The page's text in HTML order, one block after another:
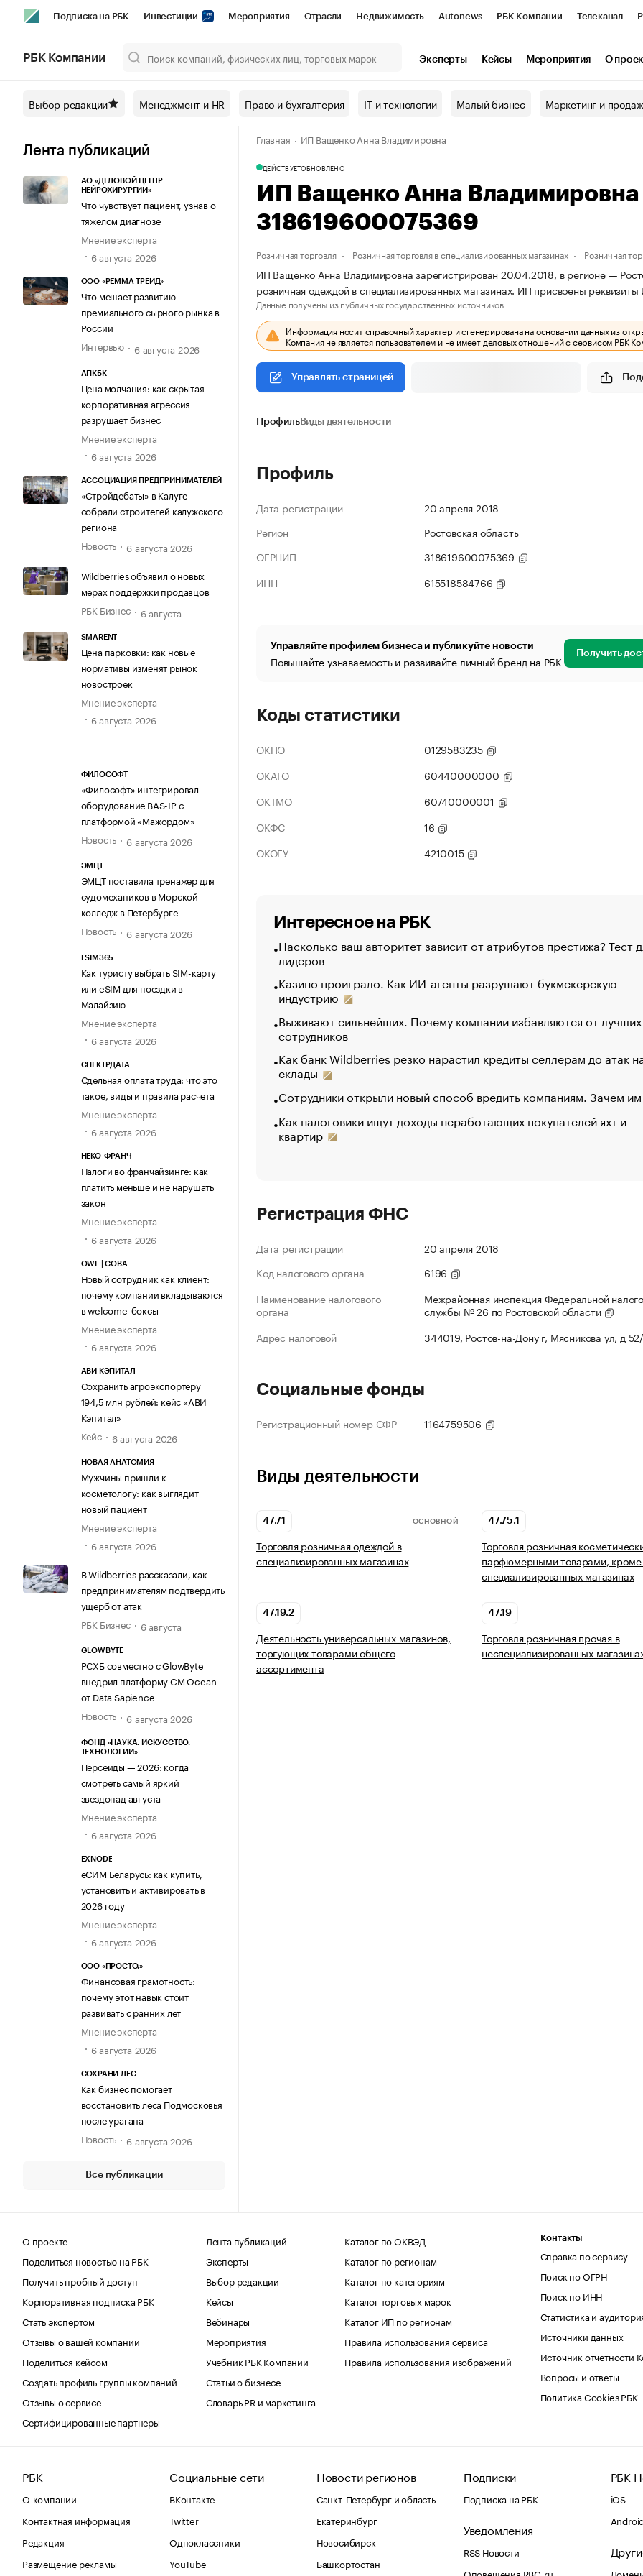
Подписка на РБК Инвестиции Мероприятия Отрасли Недвижимость Autonews РБК Компании Телеканал
Спецпроекты СПб Конференции СПб Спецпроекты Проверка контрагентов
Технологии и медиа Рынок наличной валюты
РБК Компании Эксперты Кейсы Мероприятия О
Выбор редакции Менеджмент и HR Право и бухгалтерия IT и технологии Малый бизнес Маркетинг и
Лента публикаций
АО «ДЕЛОВОЙ ЦЕНТР
НЕЙРОХИРУРГИИ»
Что чувствует пациент, узнав о
тяжелом диагнозе
Мнение эксперта
6 августа 2026
ООО «РЕММА ТРЕЙД»
Что мешает развитию
премиального сырного рынка в
России
Интервью
6 августа 2026
АПКБК
Цена молчания: как скрытая
корпоративная агрессия
разрушает бизнес
Мнение эксперта
6 августа 2026
АССОЦИАЦИЯ ПРЕДПРИНИМАТЕЛЕЙ
«Стройдебаты» в Калуге
собрали строителей калужского
региона
Новость
6 августа 2026
Wildberries объявил о новых
мерах поддержки продавцов
РБК Бизнес
6 августа
SMARENT
Цена парковки: как новые
нормативы изменят рынок
новостроек
Мнение эксперта
6 августа 2026
ФИЛОСОФТ
«Философт» интегрировал
оборудование BAS-IP с
платформой «Мажордом»
Новость
6 августа 2026
ЭМЦТ
ЭМЦТ поставила тренажер для
судомехаников в Морской
колледж в Петербурге
Новость
6 августа 2026
ESIM365
Как туристу выбрать SIM-карту
или eSIM для поездки в
Малайзию
Мнение эксперта
6 августа 2026
СПЕКТРДАТА
Сдельная оплата труда: что это
такое, виды и правила расчета
Мнение эксперта
6 августа 2026
НЕКО-ФРАНЧ
Налоги во франчайзинге: как
платить меньше и не нарушать
закон
Мнение эксперта
6 августа 2026
OWL | СОВА
Новый сотрудник как клиент:
почему компании вкладываются
в welcome-боксы
Мнение эксперта
6 августа 2026
АВИ КЭПИТАЛ
Сохранить агроэкспортеру
194,5 млн рублей: кейс «АВИ
Кэпитал»
Кейс
6 августа 2026
НОВАЯ АНАТОМИЯ
Мужчины пришли к
косметологу: как выглядит
новый пациент
Мнение эксперта
6 августа 2026
В Wildberries рассказали, как
предпринимателям подтвердить
ущерб от атак
РБК Бизнес
6 августа
GLOWBYTE
РСХБ совместно с GlowByte
внедрил платформу CM Ocean
от Data Sapience
Новость
6 августа 2026
ФОНД «НАУКА. ИСКУССТВО.
ТЕХНОЛОГИИ»
Персеиды — 2026: когда
смотреть самый яркий
звездопад августа
Мнение эксперта
6 августа 2026
EXNODE
еСИМ Беларусь: как купить,
установить и активировать в
2026 году
Мнение эксперта
6 августа 2026
ООО «ПРОСТО.»
Финансовая грамотность:
почему этот навык стоит
развивать с ранних лет
Мнение эксперта
6 августа 2026
СОХРАНИ ЛЕС
Как бизнес помогает
восстановить леса Подмосковья
после урагана
Новость
6 августа 2026
Все публикации
Главная ИП Ващенко Анна Владимировна
ДЕЙСТВУЕТОБНОВЛЕНО
ИП Ващенко Анна
318619600075369
Розничная торговля Розничная торговля в специализированных магазинах Розничная
ИП Ващенко Анна Владимировна зарегистрирован 20.04.2018, в регионе —
розничная одеждой в специализированных магазинах. ИП присвоены
Данные получены из публичных государственных источников.
Информация носит справочный характер и сгенерирована на основании данных из
Компания не является пользователем и не имеет деловых отношений с сервисом РБК
Управлять страницей
ПрофильВиды деятельности
Профиль
Дата регистрации
20 апреля 2018
Регион
Ростовская область
ОГРНИП
318619600075369
ИНН
615518584766
Управляйте профилем бизнеса и публикуйте новости
Повышайте узнаваемость и развивайте личный бренд на РБК Получить
Коды статистики
ОКПО
0129583235
ОКАТО
60440000000
ОКТМО
60740000001
ОКФС
16
ОКОГУ
4210015
Интересное на РБК
Насколько ваш авторитет зависит от атрибутов престижа? Тест
лидеров
Казино проиграло. Как ИИ-агенты разрушают букмекерскую
индустрию
Выживают сильнейших. Почему компании избавляются от лучших
сотрудников
Как банк Wildberries резко нарастил кредиты селлерам до атак
склады
Сотрудники открыли новый способ вредить компаниям. Зачем
Как налоговики ищут доходы неработающих покупателей яхт и
квартир
Регистрация ФНС
Дата регистрации
20 апреля 2018
Код налогового органа
6196
Наименование налогового
органа
Межрайонная инспекция Федеральной
службы № 26 по Ростовской области
Адрес налоговой
344019, Ростов-на-Дону г, Мясникова ул, д
Социальные фонды
Регистрационный номер СФР 1164759506
Виды деятельности
47.71 ОСНОВНОЙ
Торговля розничная одеждой в
специализированных магазинах
47.75.1
Торговля розничная
парфюмерными товарами,
специализированных магазинах
47.19.2
Деятельность универсальных магазинов,
торгующих товарами общего
ассортимента
47.19
Торговля розничная прочая в
неспециализированных
О проекте
Поделиться новостью на РБК
Получить пробный доступ
Корпоративная подписка РБК
Стать экспертом
Отзывы о вашей компании
Поделиться кейсом
Создать профиль группы компаний
Отзывы о сервисе
Сертифицированные партнеры
Лента публикаций
Эксперты
Выбор редакции
Кейсы
Вебинары
Мероприятия
Учебник РБК Компании
Статьи о бизнесе
Словарь PR и маркетинга
Каталог по ОКВЭД
Каталог по регионам
Каталог по категориям
Каталог торговых марок
Каталог ИП по регионам
Правила использования сервиса
Правила использования изображений
Контакты
Справка по сервису
Поиск по ОГРН
Поиск по ИНН
Статистика и
Источники данных
Источник отчетности
Вопросы и ответы
Политика Cookies РБК
РБК
О компании
Контактная информация
Редакция
Размещение рекламы
Социальные сети
ВКонтакте
Twitter
Одноклассники
YouTube
Новости регионов
Санкт-Петербург и область
Екатеринбург
Новосибирск
Башкортостан
Подписки
Подписка на РБК
Уведомления
RSS Новости
Оповещения RBC.ru
РБК
iOS